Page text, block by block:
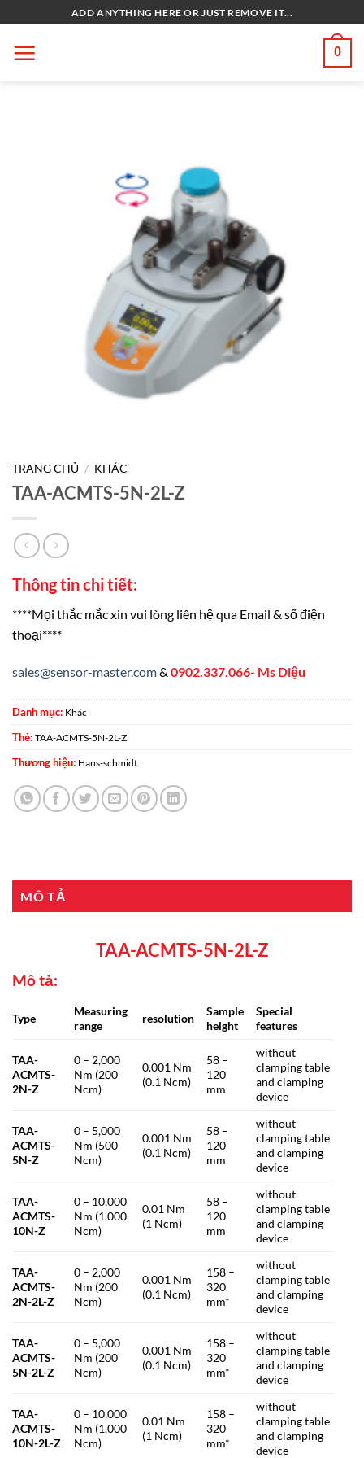
qua
nội
ADD ANYTHING HERE OR JUST REMOVE IT...
0
TRANG CHỦ / KHÁC
TAA-ACMTS-5N-2L-Z
Thông tin chi tiết:
****Mọi thắc mắc xin vui lòng liên hệ qua Email & số điện
thoại****
sales@sensor-master.com& 0902.337.066- Ms Diệu
Danh mục: Khác
Thẻ: TAA-ACMTS-5N-2L-Z
Thương hiệu: Hans-schmidt
MÔ TẢ
TAA-ACMTS-5N-2L-Z
Mô tả:
Type
Measuring
range
resolution
Sample
height
Special
features
TAA-
ACMTS-
2N-Z
0 – 2,000
Nm (200
Ncm)
0.001 Nm
(0.1 Ncm)
58 –
120
mm
without
clamping table
and clamping
device
TAA-
ACMTS-
5N-Z
0 – 5,000
Nm (500
Ncm)
0.001 Nm
(0.1 Ncm)
58 –
120
mm
without
clamping table
and clamping
device
TAA-
ACMTS-
10N-Z
0 – 10,000
Nm (1,000
Ncm)
0.01 Nm
(1 Ncm)
58 –
120
mm
without
clamping table
and clamping
device
TAA-
ACMTS-
2N-2L-Z
0 – 2,000
Nm (200
Ncm)
0.001 Nm
(0.1 Ncm)
158 –
320
mm*
without
clamping table
and clamping
device
TAA-
ACMTS-
5N-2L-Z
0 – 5,000
Nm (200
Ncm)
0.001 Nm
(0.1 Ncm)
158 –
320
mm*
without
clamping table
and clamping
device
TAA-
ACMTS-
10N-2L-Z
0 – 10,000
Nm (1,000
Ncm)
0.01 Nm
(1 Ncm)
158 –
320
mm*
without
clamping table
and clamping
device